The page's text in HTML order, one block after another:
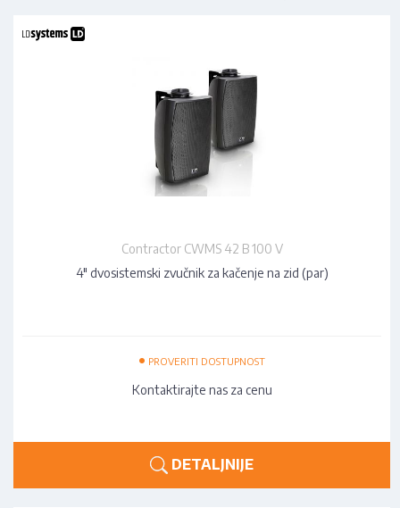
Contractor CWMS 42 B 100 V
4" dvosistemski zvučnik za kačenje na zid (par)
• PROVERITI DOSTUPNOST
Kontaktirajte nas za cenu
DETALJNIJE